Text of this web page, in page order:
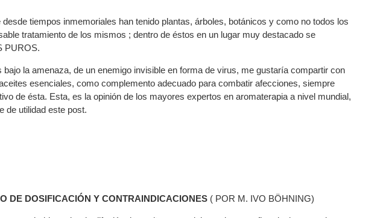
tiempos inmemoriales han tenido plantas, árboles, botánicos y como no todos los
tratamiento de los mismos ; dentro de éstos en un lugar muy destacado se
PUROS.
la amenaza, de un enemigo invisible en forma de virus, me gustaría compartir con
esenciales, como complemento adecuado para combatir afecciones, siempre
de ésta. Esta, es la opinión de los mayores expertos en aromaterapia a nivel mundial,
de utilidad este post.
DE DOSIFICACIÓN Y CONTRAINDICACIONES( POR M. IVO BÖHNING)